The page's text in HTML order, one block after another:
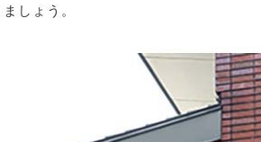
しょう。